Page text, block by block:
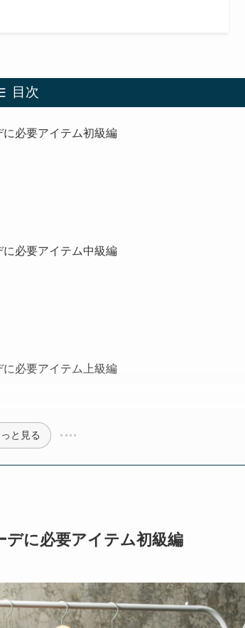
目次
必要アイテム初級編
必要アイテム中級編
必要アイテム上級編
と見る
に必要アイテム初級編